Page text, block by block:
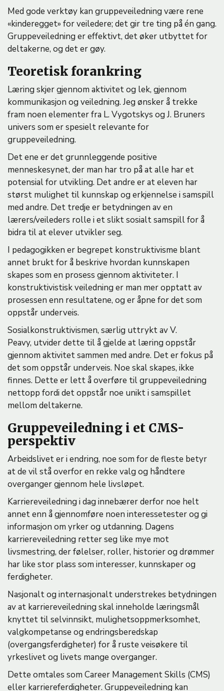
Med gode verktøy kan gruppeveiledning være rene
«kinderegget» for veiledere; det gir tre ting på én gang.
Gruppeveiledning er effektivt, det øker utbyttet for
deltakerne, og det er gøy.
Teoretisk forankring
Læring skjer gjennom aktivitet og lek, gjennom
kommunikasjon og veiledning. Jeg ønsker å trekke
fram noen elementer fra L. Vygotskys og J. Bruners
univers som er spesielt relevante for
gruppeveiledning.
Det ene er det grunnleggende positive
menneskesynet, der man har tro på at alle har et
potensial for utvikling. Det andre er at eleven har
størst mulighet til kunnskap og erkjennelse i samspill
med andre. Det tredje er betydningen av en
lærers/veileders rolle i et slikt sosialt samspill for å
bidra til at elever utvikler seg.
I pedagogikken er begrepet konstruktivisme blant
annet brukt for å beskrive hvordan kunnskapen
skapes som en prosess gjennom aktiviteter. I
konstruktivistisk veiledning er man mer opptatt av
prosessen enn resultatene, og er åpne for det som
oppstår underveis.
Sosialkonstruktivismen, særlig uttrykt av V.
Peavy, utvider dette til å gjelde at læring oppstår
gjennom aktivitet sammen med andre. Det er fokus på
det som oppstår underveis. Noe skal skapes, ikke
finnes. Dette er lett å overføre til gruppeveiledning
nettopp fordi det oppstår noe unikt i samspillet
mellom deltakerne.
Gruppeveiledning i et CMS-
perspektiv
Arbeidslivet er i endring, noe som for de fleste betyr
at de vil stå overfor en rekke valg og håndtere
overganger gjennom hele livsløpet.
Karriereveiledning i dag innebærer derfor noe helt
annet enn å gjennomføre noen interessetester og gi
informasjon om yrker og utdanning. Dagens
karriereveiledning retter seg like mye mot
livsmestring, der følelser, roller, historier og drømmer
har like stor plass som interesser, kunnskaper og
ferdigheter.
Nasjonalt og internasjonalt understrekes betydningen
av at karriereveiledning skal inneholde læringsmål
knyttet til selvinnsikt, mulighetsoppmerksomhet,
valgkompetanse og endringsberedskap
(overgangsferdigheter) for å ruste veisøkere til
yrkeslivet og livets mange overganger.
Dette omtales som Career Management Skills (CMS)
eller karriereferdigheter. Gruppeveiledning kan